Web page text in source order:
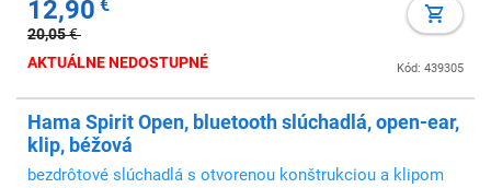
12,90 €
20,05€
Kód: 439305
AKTUÁLNE NEDOSTUPNÉ
Hama Spirit Open, bluetooth slúchadlá, open-ear,
klip, béžová
bezdrôtové slúchadlá s otvorenou konštrukciou a klipom